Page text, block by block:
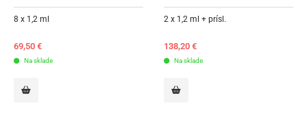
8 x 1,2 ml
69,50 €
Na sklade
2 x 1,2 ml + prísl.
138,20 €
Na sklade